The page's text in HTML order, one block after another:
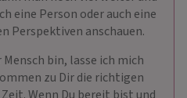
eine Person oder auch eine
Perspektiven anschauen.
bin, lasse ich mich
zu Dir die richtigen